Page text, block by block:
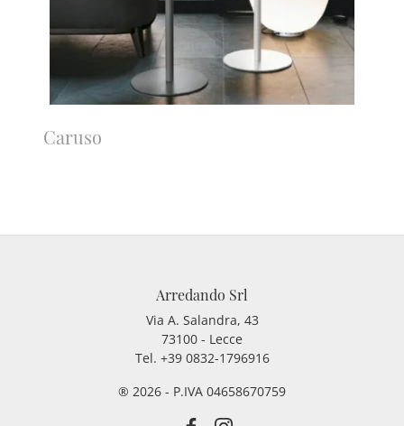
Caruso
Arredando Srl
Via A. Salandra, 43
73100 - Lecce
Tel. +39 0832-1796916
® 2026 - P.IVA 04658670759